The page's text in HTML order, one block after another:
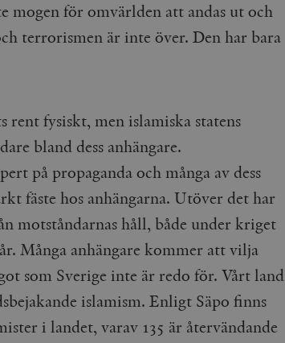
mogen för omvärlden att andas ut och
terrorismen är inte över. Den har bara
fysiskt, men islamiska statens
bland dess anhängare.
på propaganda och många av dess
fäste hos anhängarna. Utöver det har
motståndarnas håll, både under kriget
Många anhängare kommer att vilja
som Sverige inte är redo för. Vårt land
islamism. Enligt Säpo finns
i landet, varav 135 är återvändande